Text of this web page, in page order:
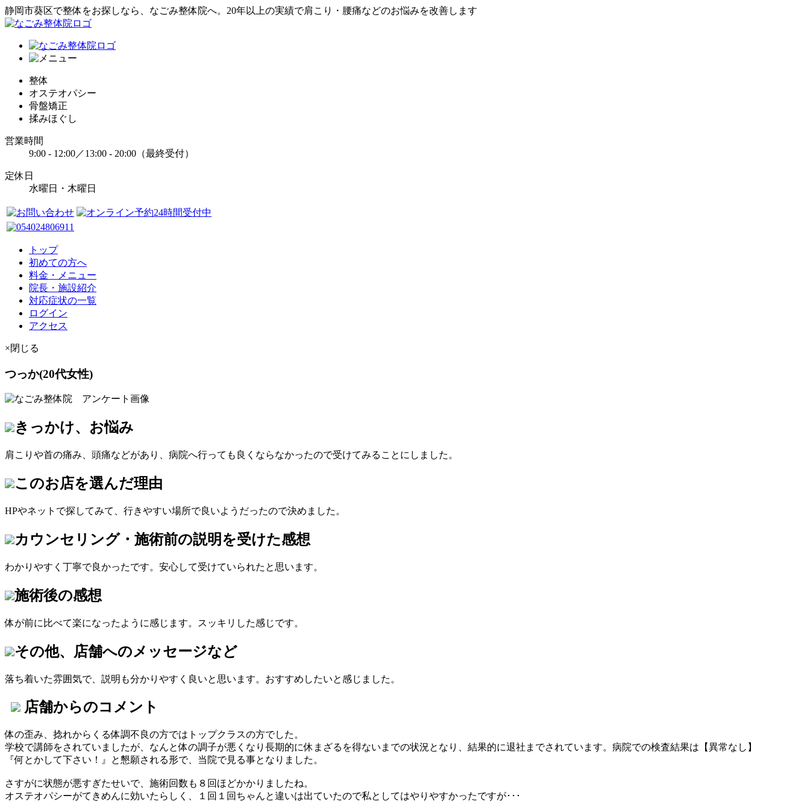
静岡市葵区で整体をお探しなら、なごみ整体院へ。20年以上の実績で肩こり・腰痛などのお悩みを改善します
整体
オステオパシー
骨盤矯正
揉みほぐし
営業時間
9:00 - 12:00／13:00 - 20:00（最終受付）
定休日
水曜日・木曜日
トップ
初めての方へ
料金・メニュー
院長・施設紹介
対応症状の一覧
ログイン
アクセス
×閉じる
つっか(20代女性)
きっかけ、お悩み
肩こりや首の痛み、頭痛などがあり、病院へ行っても良くならなかったので受けてみることにしました。
このお店を選んだ理由
HPやネットで探してみて、行きやすい場所で良いようだったので決めました。
カウンセリング・施術前の説明を受けた感想
わかりやすく丁寧で良かったです。安心して受けていられたと思います。
施術後の感想
体が前に比べて楽になったように感じます。スッキリした感じです。
その他、店舗へのメッセージなど
落ち着いた雰囲気で、説明も分かりやすく良いと思います。おすすめしたいと感じました。
店舗からのコメント
体の歪み、捻れからくる体調不良の方ではトップクラスの方でした。
学校で講師をされていましたが、なんと体の調子が悪くなり長期的に休まざるを得ないまでの状況となり、結果的に退社までされています。病院での検査結果は【異常なし】
『何とかして下さい！』と懇願される形で、当院で見る事となりました。
さすがに状態が悪すぎたせいで、施術回数も８回ほどかかりましたね。
オステオパシーがてきめんに効いたらしく、１回１回ちゃんと違いは出ていたので私としてはやりやすかったですが･･･